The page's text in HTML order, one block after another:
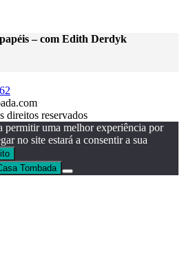
– com Edith Derdyk
direitos reservados
permitir uma melhor experiência por
no site estará a consentir a sua
Tombada